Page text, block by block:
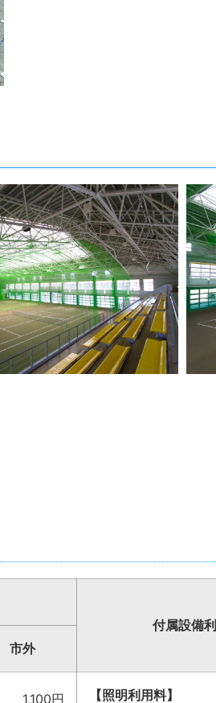
付属設備
市外
1,100円
【照明利用料】